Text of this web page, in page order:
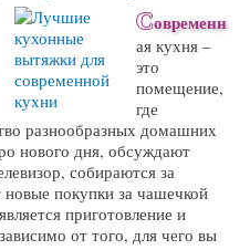
Современн
ая кухня –
это
помещение,
где
разнообразных домашних
нового дня, обсуждают
собираются за
покупки за чашечкой
приготовление и
от того, для чего вы